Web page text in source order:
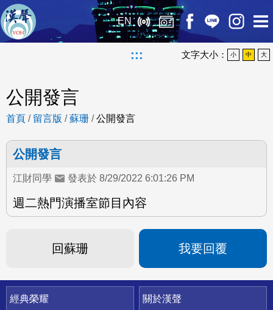
EN
::: 文字大小： 小 中 大
公開發言
首頁 / 留言版 /蘇珊 /公開發言
公開發言
江財同學 發表於 8/29/2022 6:01:26 PM
週二熱門演播室節目內容
回蘇珊 我要回覆
快速連結
經典榮耀
關於漢聲